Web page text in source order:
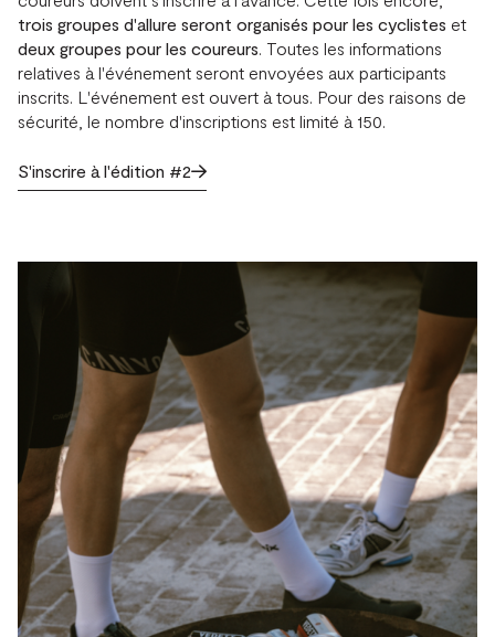
trois groupes d'allure seront organisés pour les cyclistes et
deux groupes pour les coureurs. Toutes les informations
relatives à l'événement seront envoyées aux participants
inscrits. L'événement est ouvert à tous. Pour des raisons de
sécurité, le nombre d'inscriptions est limité à 150.
S'inscrire à l'édition #2